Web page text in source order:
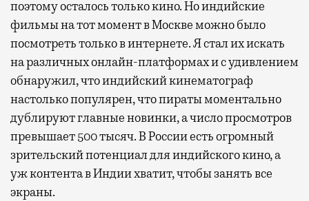
поэтому осталось только кино. Но индийские
фильмы на тот момент в Москве можно было
посмотреть только в интернете. Я стал их искать
на различных онлайн-платформах и с удивлением
обнаружил, что индийский кинематограф
настолько популярен, что пираты моментально
дублируют главные новинки, а число просмотров
превышает 500 тысяч. В России есть огромный
зрительский потенциал для индийского кино, а
уж контента в Индии хватит, чтобы занять все
экраны.